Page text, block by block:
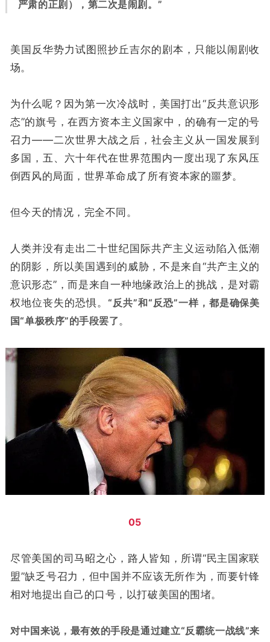
严肃的正剧），第二次是闹剧。”
美国反华势力试图照抄丘吉尔的剧本，只能以闹剧收
场。
为什么呢？因为第一次冷战时，美国打出“反共意识形
态”的旗号，在西方资本主义国家中，的确有一定的号
召力——二次世界大战之后，社会主义从一国发展到
多国，五、六十年代在世界范围内一度出现了东风压
倒西风的局面，世界革命成了所有资本家的噩梦。
但今天的情况，完全不同。
人类并没有走出二十世纪国际共产主义运动陷入低潮
的阴影，所以美国遇到的威胁，不是来自“共产主义的
意识形态”，而是来自一种地缘政治上的挑战，是对霸
权地位丧失的恐惧。 “反共”和“反恐”一样，都是确保美
国“单极秩序”的手段罢了。
05
尽管美国的司马昭之心，路人皆知，所谓“民主国家联
盟”缺乏号召力，但中国并不应该无所作为，而要针锋
相对地提出自己的口号，以打破美国的围堵。
对中国来说，最有效的手段是通过建立“反霸统一战线”来